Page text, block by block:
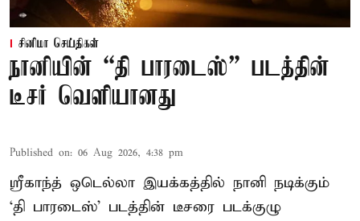
சினிமா செய்திகள்
நானியின் “தி பாரடைஸ்” படத்தின்
டீசர் வெளியானது
Published on: 06 Aug 2026, 4:38 pm
ஸ்ரீகாந்த் ஒடெல்லா இயக்கத்தில் நானி நடிக்கும்
‘தி பாரடைஸ்’ படத்தின் டீசரை படக்குழு